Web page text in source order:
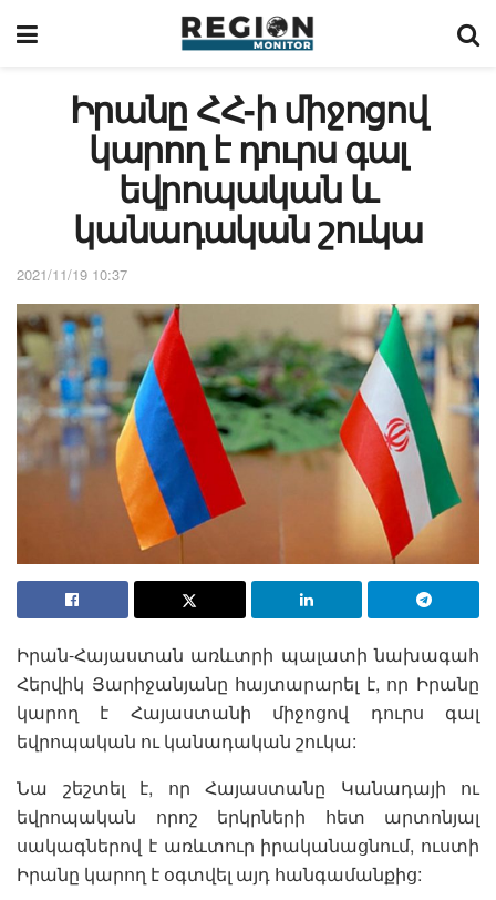
Իրանը ՀՀ-ի միջոցով
կարող է դուրս գալ
եվրոպական և
կանադական շուկա
2021/11/19 10:37
Իրան-Հայաստան առևտրի պալատի նախագահ
Հերվիկ Յարիջանյանը հայտարարել է, որ Իրանը
կարող է Հայաստանի միջոցով դուրս գալ
եվրոպական ու կանադական շուկա:
Նա շեշտել է, որ Հայաստանը Կանադայի ու
եվրոպական որոշ երկրների հետ արտոնյալ
սակագներով է առևտուր իրականացնում, ուստի
Իրանը կարող է օգտվել այդ հանգամանքից: